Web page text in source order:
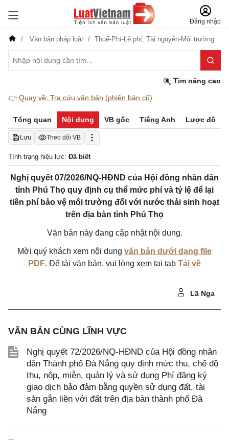
Đăng nhập
Văn bản pháp luật Thuế-Phí-Lệ phí, Tài nguyên-Môi trường
Tìm nâng cao
👉 Quay về: Tra cứu văn bản (phiên bản cũ)
Tổng quan Nội dung VB gốc Tiếng Anh Lược đồ
Lưu Theo dõi VB
Tình trạng hiệu lực: Đã biết
Nghị quyết 07/2026/NQ-HĐND của Hội đồng nhân dân
tỉnh Phú Thọ quy định cụ thể mức phí và tỷ lệ để lại
tiền phí bảo vệ môi trường đối với nước thải sinh hoạt
trên địa bàn tỉnh Phú Thọ
Văn bản này đang cập nhật nội dung.
Mời quý khách xem nội dung văn bản dưới dạng file
PDF. Để tải văn bản, vui lòng xem tại tab Tải về
Lã Nga
VĂN BẢN CÙNG LĨNH VỰC
Nghị quyết 72/2026/NQ-HĐND của Hội đồng nhân
dân Thành phố Đà Nẵng quy định mức thu, chế độ
thu, nộp, miễn, quản lý và sử dụng Phí đăng ký
giao dịch bảo đảm bằng quyền sử dụng đất, tài
sản gắn liền với đất trên địa bàn thành phố Đà
Nẵng